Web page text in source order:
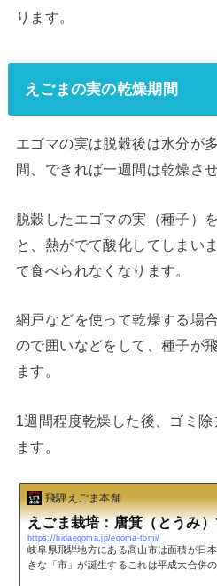
ります。
えごまの実の乾燥期間
エゴマの実は脱穀後は水分が
間、できれば一週間は乾燥させ
脱穀したエゴマの実（種子）
と、熱がでて酸化してしまい
て食べられなくなります。
網戸などを使って乾燥する場
ので囲いなどをして、種子が
ます。
1週間程度乾燥した後、ゴミ
ます。
飛騨えごま本舗
えごま栽培：唐箕（とうみ
https://hidaegoma.jp/egoma-tomi/
岐阜県飛騨地方にある高山市は面積が日
きな「市」が誕生するこれは平成大合併